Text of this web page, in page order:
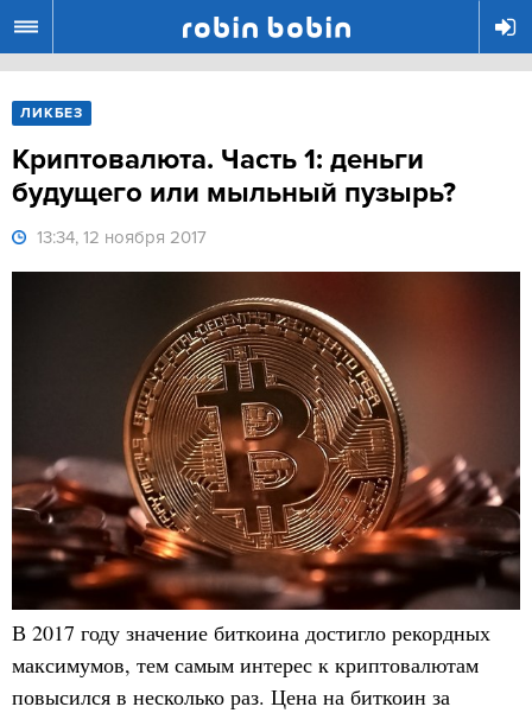
ЛИКБЕЗ
Криптовалюта. Часть 1: деньги
будущего или мыльный пузырь?
13:34, 12 ноября 2017
В 2017 году значение биткоина достигло рекордных
максимумов, тем самым интерес к криптовалютам
повысился в несколько раз. Цена на биткоин за